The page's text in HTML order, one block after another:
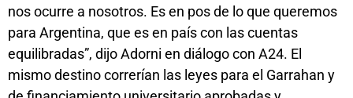
nos ocurre a nosotros. Es en pos de lo que queremos
para Argentina, que es en país con las cuentas
equilibradas”, dijo Adorni en diálogo con A24. El
mismo destino correrían las leyes para el Garrahan y